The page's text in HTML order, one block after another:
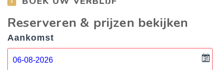
Reserveren & prijzen bekijken
Aankomst